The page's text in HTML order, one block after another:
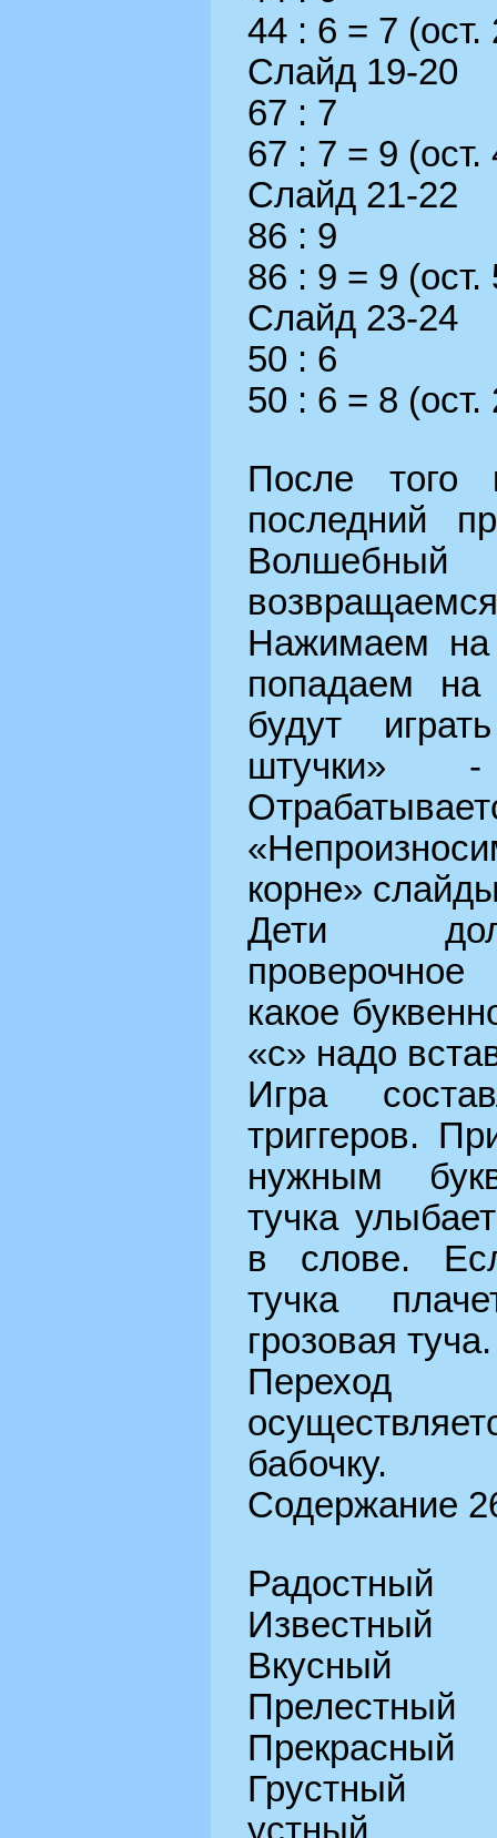
44 : 6 = 7 (ост.
Слайд 19-20
67 : 7
67 : 7 = 9 (ост.
Слайд 21-22
86 : 9
86 : 9 = 9 (ост.
Слайд 23-24
50 : 6
50 : 6 = 8 (ост.
После того
последний
Нажимаем на
попадаем
будут
штучки»
корне»
Дети
какое
«с» надо
Игра
триггеров.
нужным
тучка
в слове.
тучка
грозовая туча.
бабочку.
Содержание
Радостный
Известный
Вкусный
Прелестный
Прекрасный
Грустный